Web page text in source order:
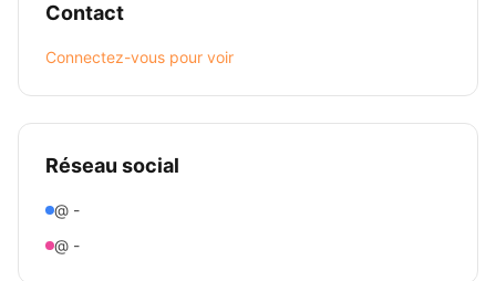
Contact
Connectez-vous pour voir
Réseau social
@ -
@ -